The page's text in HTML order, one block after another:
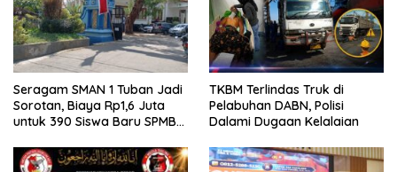
Seragam SMAN 1 Tuban Jadi
Sorotan, Biaya Rp1,6 Juta
untuk 390 Siswa Baru SPMB
TKBM Terlindas Truk di
Pelabuhan DABN, Polisi
Dalami Dugaan Kelalaian